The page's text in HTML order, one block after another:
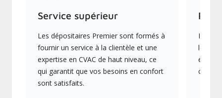
Service supérieur
Les dépositaires Premier sont formés à
fournir un service à la clientèle et une
expertise en CVAC de haut niveau, ce
qui garantit que vos besoins en confort
sont satisfaits.
Ils
les
en